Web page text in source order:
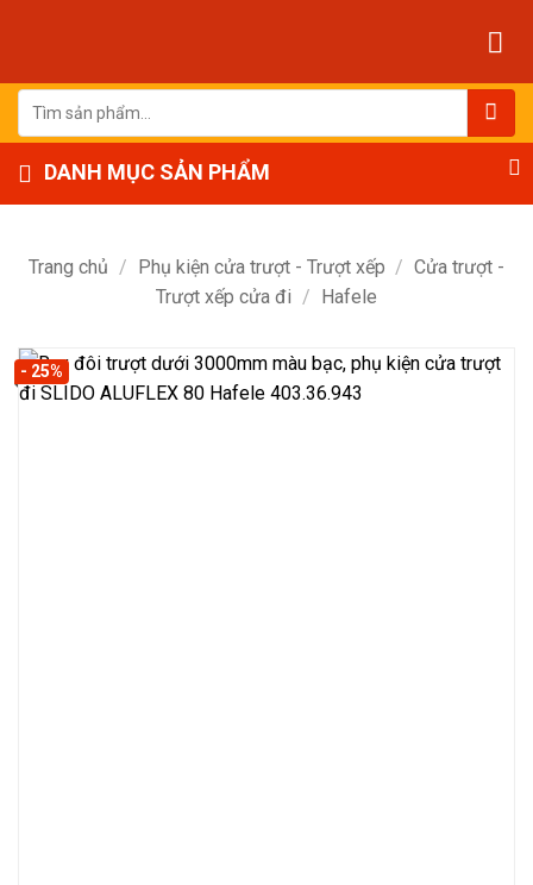
dung
Tìm
kiếm:
DANH MỤC SẢN PHẨM
Trang chủ / Phụ kiện cửa trượt - Trượt xếp / Cửa trượt -
Trượt xếp cửa đi / Hafele
- 25%